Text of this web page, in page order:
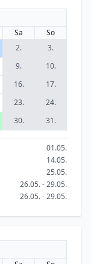
Sa
So
2.
3.
9.
10.
16.
17.
23.
24.
30. 31.
01.05.
14.05.
25.05.
26.05. - 29.05.
26.05. - 29.05.